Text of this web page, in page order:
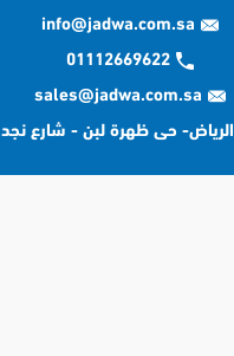
info@jadwa.com.sa
01112669622
sales@jadwa.com.sa
الرياض- حى ظهرة لبن - شارع نجد